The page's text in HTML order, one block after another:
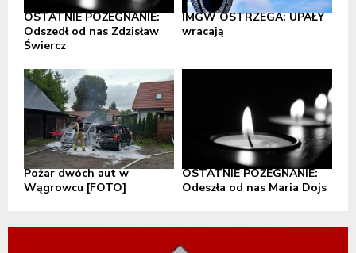
OSTATNIE POŻEGNANIE:
Odszedł od nas Zdzisław
Świercz
IMGW OSTRZEGA: UPAŁY
wracają
Pożar dwóch aut w
Wągrowcu [FOTO]
OSTATNIE POŻEGNANIE:
Odeszła od nas Maria Dojs